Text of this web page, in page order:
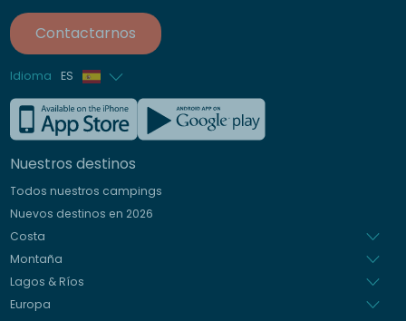
Contactarnos
Idioma ES
Francés
Inglés
Alemán
Nuestros destinos
Todos nuestros campings
Nuevos destinos en 2026
Costa
Montaña
Lagos & Ríos
Europa